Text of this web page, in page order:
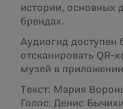
истории, основных
брендах.
Аудиогид доступен
отсканировать QR-
музей в приложении
Текст: Мария
Голос: Денис